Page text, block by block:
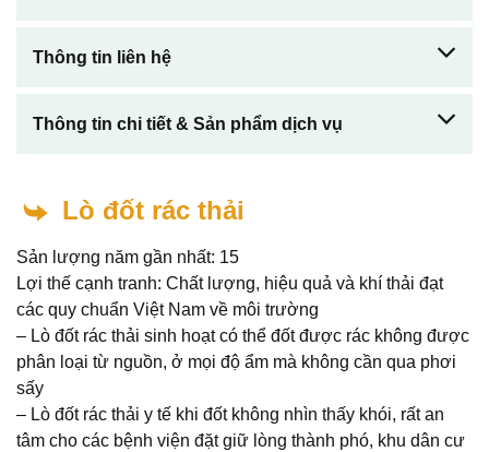
Thông tin liên hệ
Thông tin chi tiết & Sản phẩm dịch vụ
Lò đốt rác thải
Sản lượng năm gần nhất: 15
Lợi thế cạnh tranh: Chất lượng, hiệu quả và khí thải đạt
các quy chuẩn Việt Nam về môi trường
– Lò đốt rác thải sinh hoạt có thể đốt được rác không được
phân loại từ nguồn, ở mọi độ ẩm mà không cần qua phơi
sấy
– Lò đốt rác thải y tế khi đốt không nhìn thấy khói, rất an
tâm cho các bệnh viện đặt giữ lòng thành phó, khu dân cư